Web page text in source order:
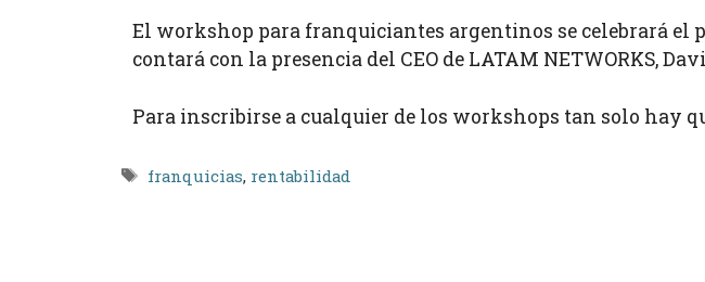
El workshop para franquiciantes argentinos se celebrará el
contará con la presencia del CEO de LATAM NETWORKS,
Para inscribirse a cualquier de los workshops tan solo hay
Etiquetas
franquicias, rentabilidad